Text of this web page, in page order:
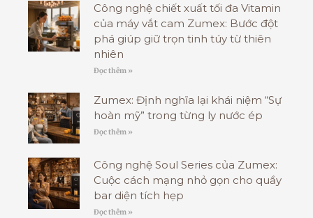
Công nghệ chiết xuất tối đa Vitamin
của máy vắt cam Zumex: Bước đột
phá giúp giữ trọn tinh túy từ thiên
nhiên
Đọc thêm »
Zumex: Định nghĩa lại khái niệm “Sự
hoàn mỹ” trong từng ly nước ép
Đọc thêm »
Công nghệ Soul Series của Zumex:
Cuộc cách mạng nhỏ gọn cho quầy
bar diện tích hẹp
Đọc thêm »